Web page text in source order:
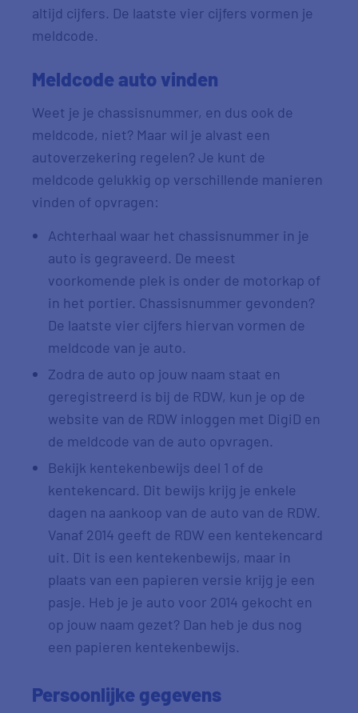
altijd cijfers. De laatste vier cijfers vormen je
meldcode.
Meldcode auto vinden
Weet je je chassisnummer, en dus ook de
meldcode, niet? Maar wil je alvast een
autoverzekering regelen? Je kunt de
meldcode gelukkig op verschillende manieren
vinden of opvragen:
Achterhaal waar het chassisnummer in je
auto is gegraveerd. De meest
voorkomende plek is onder de motorkap of
in het portier. Chassisnummer gevonden?
De laatste vier cijfers hiervan vormen de
meldcode van je auto.
Zodra de auto op jouw naam staat en
geregistreerd is bij de RDW, kun je op de
website van de RDW inloggen met DigiD en
de meldcode van de auto opvragen.
Bekijk kentekenbewijs deel 1 of de
kentekencard. Dit bewijs krijg je enkele
dagen na aankoop van de auto van de RDW.
Vanaf 2014 geeft de RDW een kentekencard
uit. Dit is een kentekenbewijs, maar in
plaats van een papieren versie krijg je een
pasje. Heb je je auto voor 2014 gekocht en
op jouw naam gezet? Dan heb je dus nog
een papieren kentekenbewijs.
Persoonlijke gegevens